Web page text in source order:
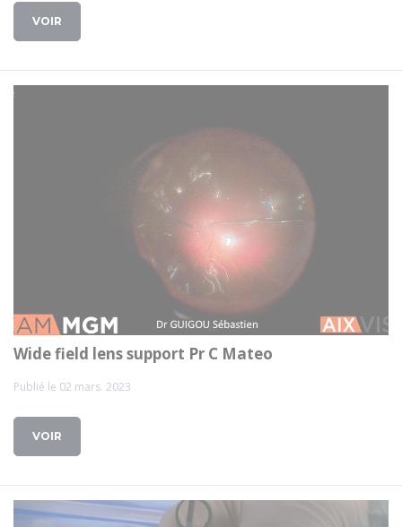
VOIR
Wide field lens support Pr C Mateo
Publié le 02 mars. 2023
VOIR